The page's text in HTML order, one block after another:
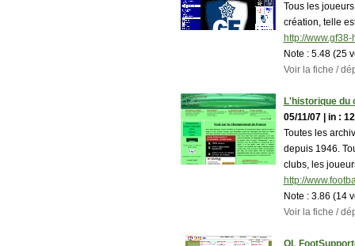
Tous les
création, telle
http://
Note : 5.48 (25
Voir la fiche /
L'historique du
05/11/07 | in :
Toutes les
depuis 1946.
clubs, les
http://
Note : 3.86 (14
Voir la fiche /
OL